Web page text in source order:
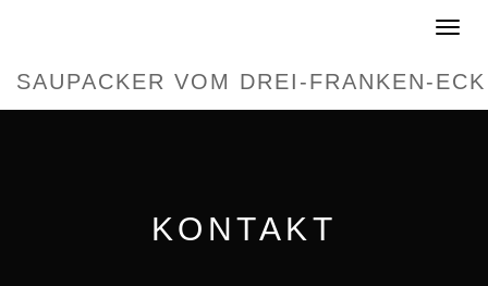
Toggle
SAUPACKER VOM DREI-FRANKEN-ECK
KONTAKT